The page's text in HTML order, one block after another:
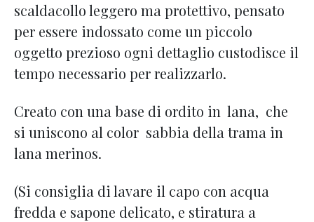
scaldacollo leggero ma protettivo, pensato
per essere indossato come un piccolo
oggetto prezioso ogni dettaglio custodisce il
tempo necessario per realizzarlo.
Creato con una base di ordito in lana, che
si uniscono al color sabbia della trama in
lana merinos.
(Si consiglia di lavare il capo con acqua
fredda e sapone delicato, e stiratura a